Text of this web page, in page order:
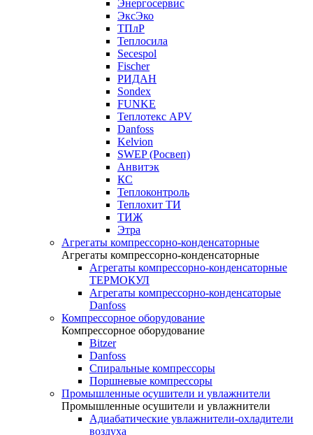
Энергосервис
ЭксЭко
ТПлР
Теплосила
Secespol
Fischer
РИДАН
Sondex
FUNKE
Теплотекс APV
Danfoss
Kelvion
SWEP (Росвеп)
Анвитэк
КС
Теплоконтроль
Теплохит ТИ
ТИЖ
Этра
Агрегаты компрессорно-конденсаторные
Агрегаты компрессорно-конденсаторные
Агрегаты компрессорно-конденсаторные
ТЕРМОКУЛ
Агрегаты компрессорно-конденсаторые
Danfoss
Компрессорное оборудование
Компрессорное оборудование
Bitzer
Danfoss
Спиральные компрессоры
Поршневые компрессоры
Промышленные осушители и увлажнители
Промышленные осушители и увлажнители
Адиабатические увлажнители-охладители
воздуха